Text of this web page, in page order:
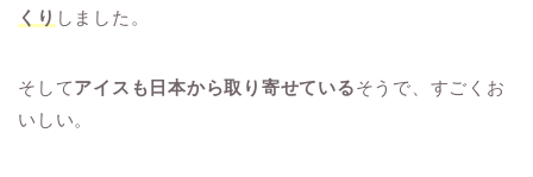
くり しました。
そしてアイスも日本から取り寄せているそうで、すごくお
いしい。